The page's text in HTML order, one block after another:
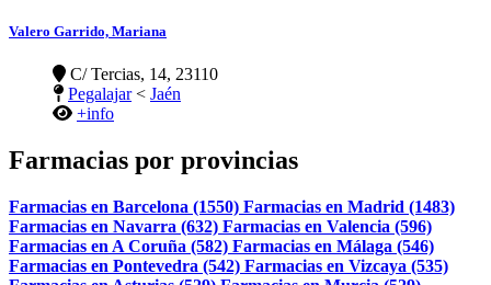
Valero Garrido, Mariana
C/ Tercias, 14, 23110
Pegalajar< Jaén
+info
Farmacias por provincias
Farmacias en Barcelona (1550) Farmacias en Madrid (1483)
Farmacias en Navarra (632) Farmacias en Valencia (596)
Farmacias en A Coruña (582) Farmacias en Málaga (546)
Farmacias en Pontevedra (542) Farmacias en Vizcaya (535)